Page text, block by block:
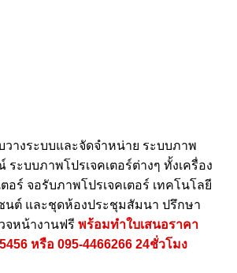
วางระบบและจัดจำหน่าย ระบบภาพ
ะบบภาพโปรเจคเตอร์ต่างๆ ทั้งเครื่อง
อร์ จอรับภาพโปรเจคเตอร์ เทคโนโลยี
นต์ และชุดห้องประชุมสัมนา ปรึกษา
จหน้างานฟรี พร้อมทำใบเสนอราคา
หรือ 095-4466266 24ชั่วโมง